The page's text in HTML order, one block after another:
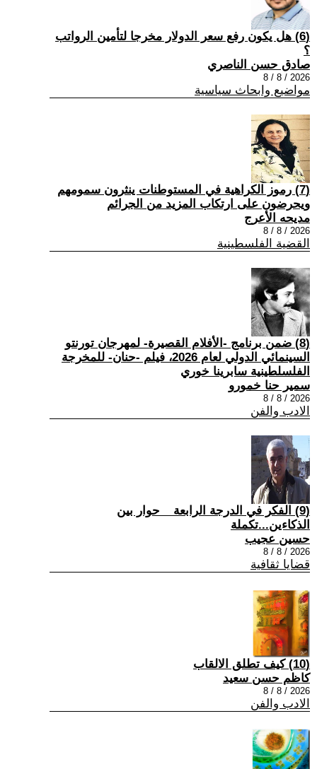
(6) هل يكون رفع سعر الدولار مخرجا لتأمين الرواتب
؟
صادق حسن الناصري
2026 / 8 / 8
مواضيع وابحاث سياسية
(7) رموز الكراهية في المستوطنات ينثرون سمومهم
ويحرضون على ارتكاب المزيد من الجرائم
مديحه الأعرج
2026 / 8 / 8
القضية الفلسطينية
(8) ضمن برنامج -الأفلام القصيرة- لمهرجان تورنتو
السينمائي الدولي لعام 2026، فيلم -حنان- للمخرجة
الفلسلطينية سابرينا خوري
سمير حنا خمورو
2026 / 8 / 8
الادب والفن
(9) الفكر في الدرجة الرابعة _ حوار بين
الذكاءين...تكملة
حسين عجيب
2026 / 8 / 8
قضايا ثقافية
(10) كيف تطلق الالقاب
كاظم حسن سعيد
2026 / 8 / 8
الادب والفن